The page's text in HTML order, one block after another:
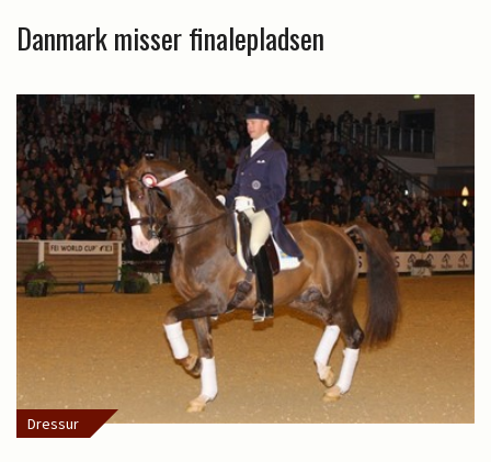
Danmark misser finalepladsen
Dressur